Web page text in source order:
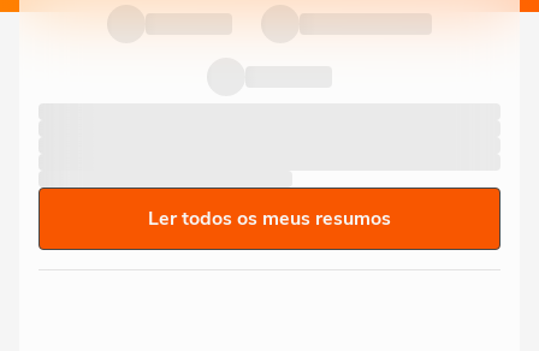
Ler todos os meus resumos